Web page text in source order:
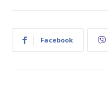
Facebook